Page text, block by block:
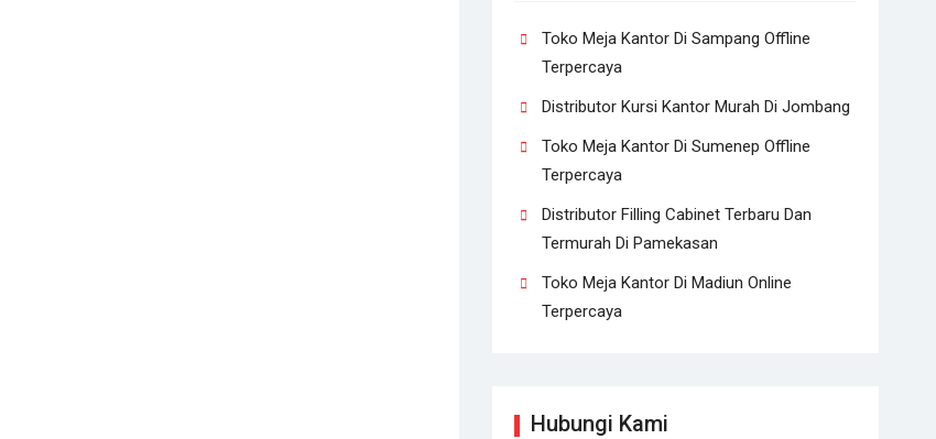
Toko Meja Kantor Di Sampang Offline
Terpercaya
Distributor Kursi Kantor Murah Di Jombang
Toko Meja Kantor Di Sumenep Offline
Terpercaya
Distributor Filling Cabinet Terbaru Dan
Termurah Di Pamekasan
Toko Meja Kantor Di Madiun Online
Terpercaya
Hubungi Kami